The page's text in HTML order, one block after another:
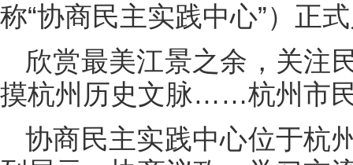
称“协商民主实践中心”）正
欣赏最美江景之余，关注
摸杭州历史文脉……杭州市
协商民主实践中心位于杭